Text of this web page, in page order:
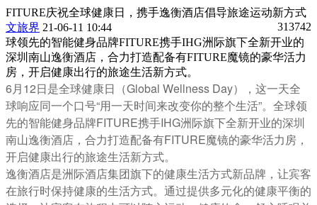
FITURE庆祝全球健康日，携手逸衡酒店倡导旅途运动新方式
文旅界 21-06-11 10:44
313742
球领先的智能健身品牌FITURE携手IHG洲际旗下全新开业的
深圳南山逸衡酒店，合力打造配备有FITURE魔镜的豪华活力
房，开启健康出行的旅途生活新方式。
6月12日是全球健康日（Global Wellness Day），这一天全
球响应同一个口号“用一天时间来改变你的整个生活”。全球领
先的智能健身品牌FITURE携手IHG洲际旗下全新开业的深圳
南山逸衡酒店，合力打造配备有FITURE魔镜的豪华活力房，
开启健康出行的旅途生活新方式。
逸衡酒店是洲际酒店集团旗下的健康生活方式新品牌，让宾客
在旅行时保持健康的生活方式。通过提供多元化的健康平衡的